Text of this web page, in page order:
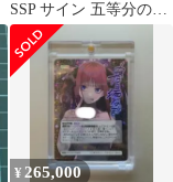
SSP サイン 五等分の花
嫁 GYC-BP7-008P
¥ 265,000